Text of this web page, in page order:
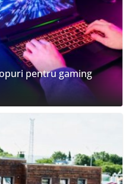
pentru gaming